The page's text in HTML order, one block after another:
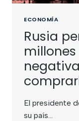
ECONOMÍA
Rusia
negativa
El presidente
su país…